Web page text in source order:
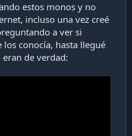
estos monos y no
incluso una vez creé
a ver si
conocía, hasta llegué
de verdad: